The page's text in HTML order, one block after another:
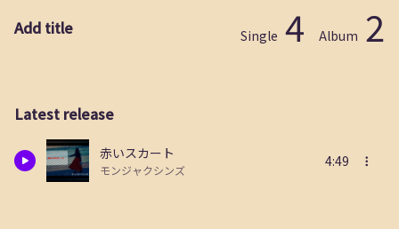
Add title Single 4 Album 2
Latest release
赤いスカート
モンジャクシンズ
4:49